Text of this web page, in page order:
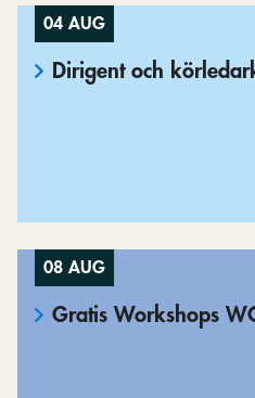
04 AUG
Dirigent och
08 AUG
Gratis Workshops